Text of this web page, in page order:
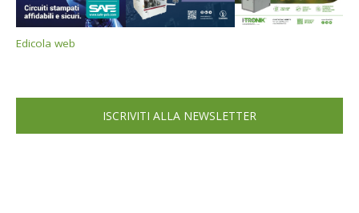
Edicola web
ISCRIVITI ALLA NEWSLETTER